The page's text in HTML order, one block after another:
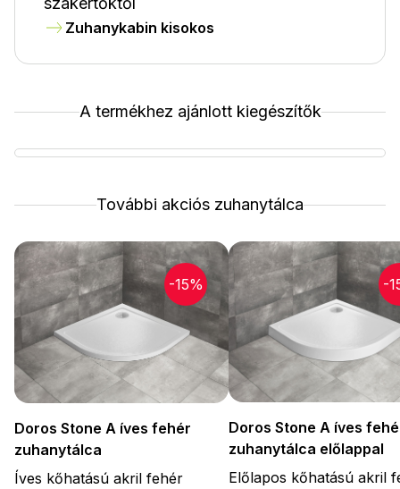
Zuhanykabin kisokos
A termékhez ajánlott kiegészítők
További akciós zuhanytálca
-15%
Doros Stone A íves fehér
zuhanytálca
Íves kőhatású akril fehér
-
Doros Stone A íves
zuhanytálca előlappal
Előlapos kőhatású akril